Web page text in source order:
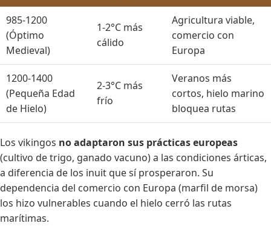
985-1200
(Óptimo
Medieval)
1-2°C más
cálido
Agricultura viable,
comercio con
Europa
1200-1400
(Pequeña Edad
de Hielo)
2-3°C más
frío
Veranos más
cortos, hielo marino
bloquea rutas
Los vikingos no adaptaron sus prácticas europeas
(cultivo de trigo, ganado vacuno) a las condiciones árticas,
a diferencia de los inuit que sí prosperaron. Su
dependencia del comercio con Europa (marfil de morsa)
los hizo vulnerables cuando el hielo cerró las rutas
marítimas.